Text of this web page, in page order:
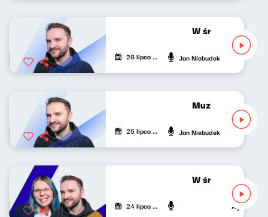
W środku dnia
28 lipca 2026 Jan Niebudek
Muzyka
25 lipca 2026 Jan Niebudek
W środku dnia
24 lipca 2026 Agnieszka